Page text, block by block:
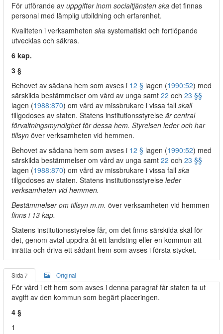
För utförande av uppgifter inom socialtjänsten ska det finnas
personal med lämplig utbildning och erfarenhet.
Kvaliteten i verksamheten ska systematiskt och fortlöpande
utvecklas och säkras.
6 kap.
3 §
Behovet av sådana hem som avses i 12 § lagen (1990:52) med
särskilda bestämmelser om vård av unga samt 22 och 23 §§
lagen (1988:870) om vård av missbrukare i vissa fall skall
tillgodoses av staten. Statens institutionsstyrelse är central
förvaltningsmyndighet för dessa hem. Styrelsen leder och har
tillsyn över verksamheten vid hemmen.
Behovet av sådana hem som avses i 12 § lagen (1990:52) med
särskilda bestämmelser om vård av unga samt 22 och 23 §§
lagen (1988:870) om vård av missbrukare i vissa fall ska
tillgodoses av staten. Statens institutionsstyrelse leder
verksamheten vid hemmen.
Bestämmelser om tillsyn m.m. över verksamheten vid hemmen
finns i 13 kap.
Statens institutionsstyrelse får, om det finns särskilda skäl för
det, genom avtal uppdra åt ett landsting eller en kommun att
inrätta och driva ett sådant hem som avses i första stycket.
Sida 7 Original
För vård i ett hem som avses i denna paragraf får staten ta ut
avgift av den kommun som begärt placeringen.
4 §
1